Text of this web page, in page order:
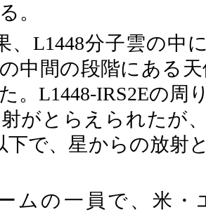
。
、L1448分子雲の中
中間の段階にある天
。L1448-IRS2Eの周
がとらえられたが
下で、星からの放射
ムの一員で、米・